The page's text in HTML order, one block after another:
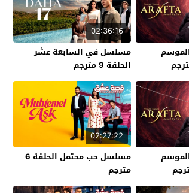
02:36:16
مسلسل في السابعة عشر
الحلقة 9 مترجم
02:27:22
مسلسل حب محتمل الحلقة 6
مترجم